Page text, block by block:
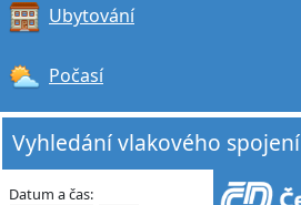
Ubytování
Počasí
Vyhledání vlakového spojení
Datum a čas: